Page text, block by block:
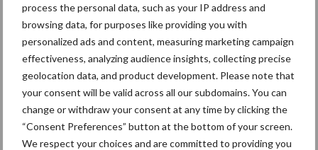
process the personal data, such as your IP address and
browsing data, for purposes like providing you with
personalized ads and content, measuring marketing campaign
effectiveness, analyzing audience insights, collecting precise
geolocation data, and product development. Please note that
your consent will be valid across all our subdomains. You can
change or withdraw your consent at any time by clicking the
“Consent Preferences” button at the bottom of your screen.
We respect your choices and are committed to providing you
Van onze partner MSD
Praktische tips voor
effectieve
vliegenbestrijding
Themapagina's